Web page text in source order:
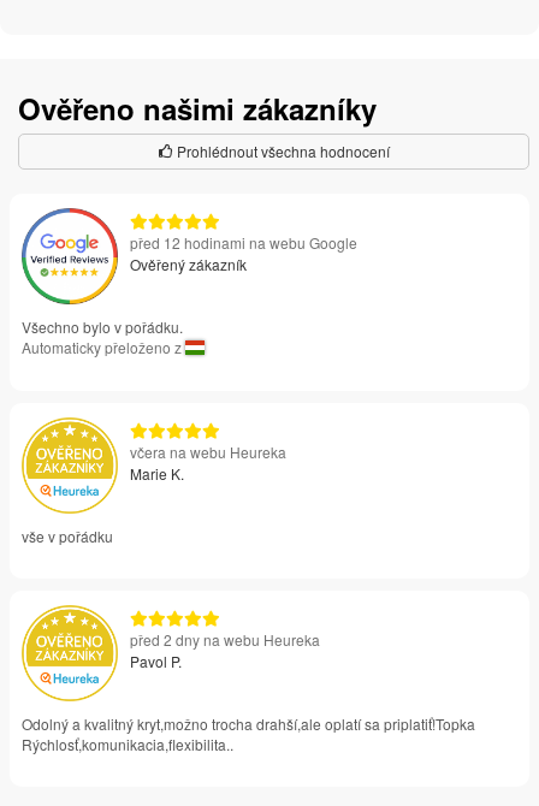
Ověřeno našimi zákazníky
Prohlédnout všechna hodnocení
před 12 hodinami na webu Google
Ověřený zákazník
Všechno bylo v pořádku.
Automaticky přeloženo z
včera na webu Heureka
Marie K.
vše v pořádku
před 2 dny na webu Heureka
Pavol P.
Odolný a kvalitný kryt,možno trocha drahší,ale oplatí sa priplatiť!Topka
Rýchlosť,komunikacia,flexibilita..